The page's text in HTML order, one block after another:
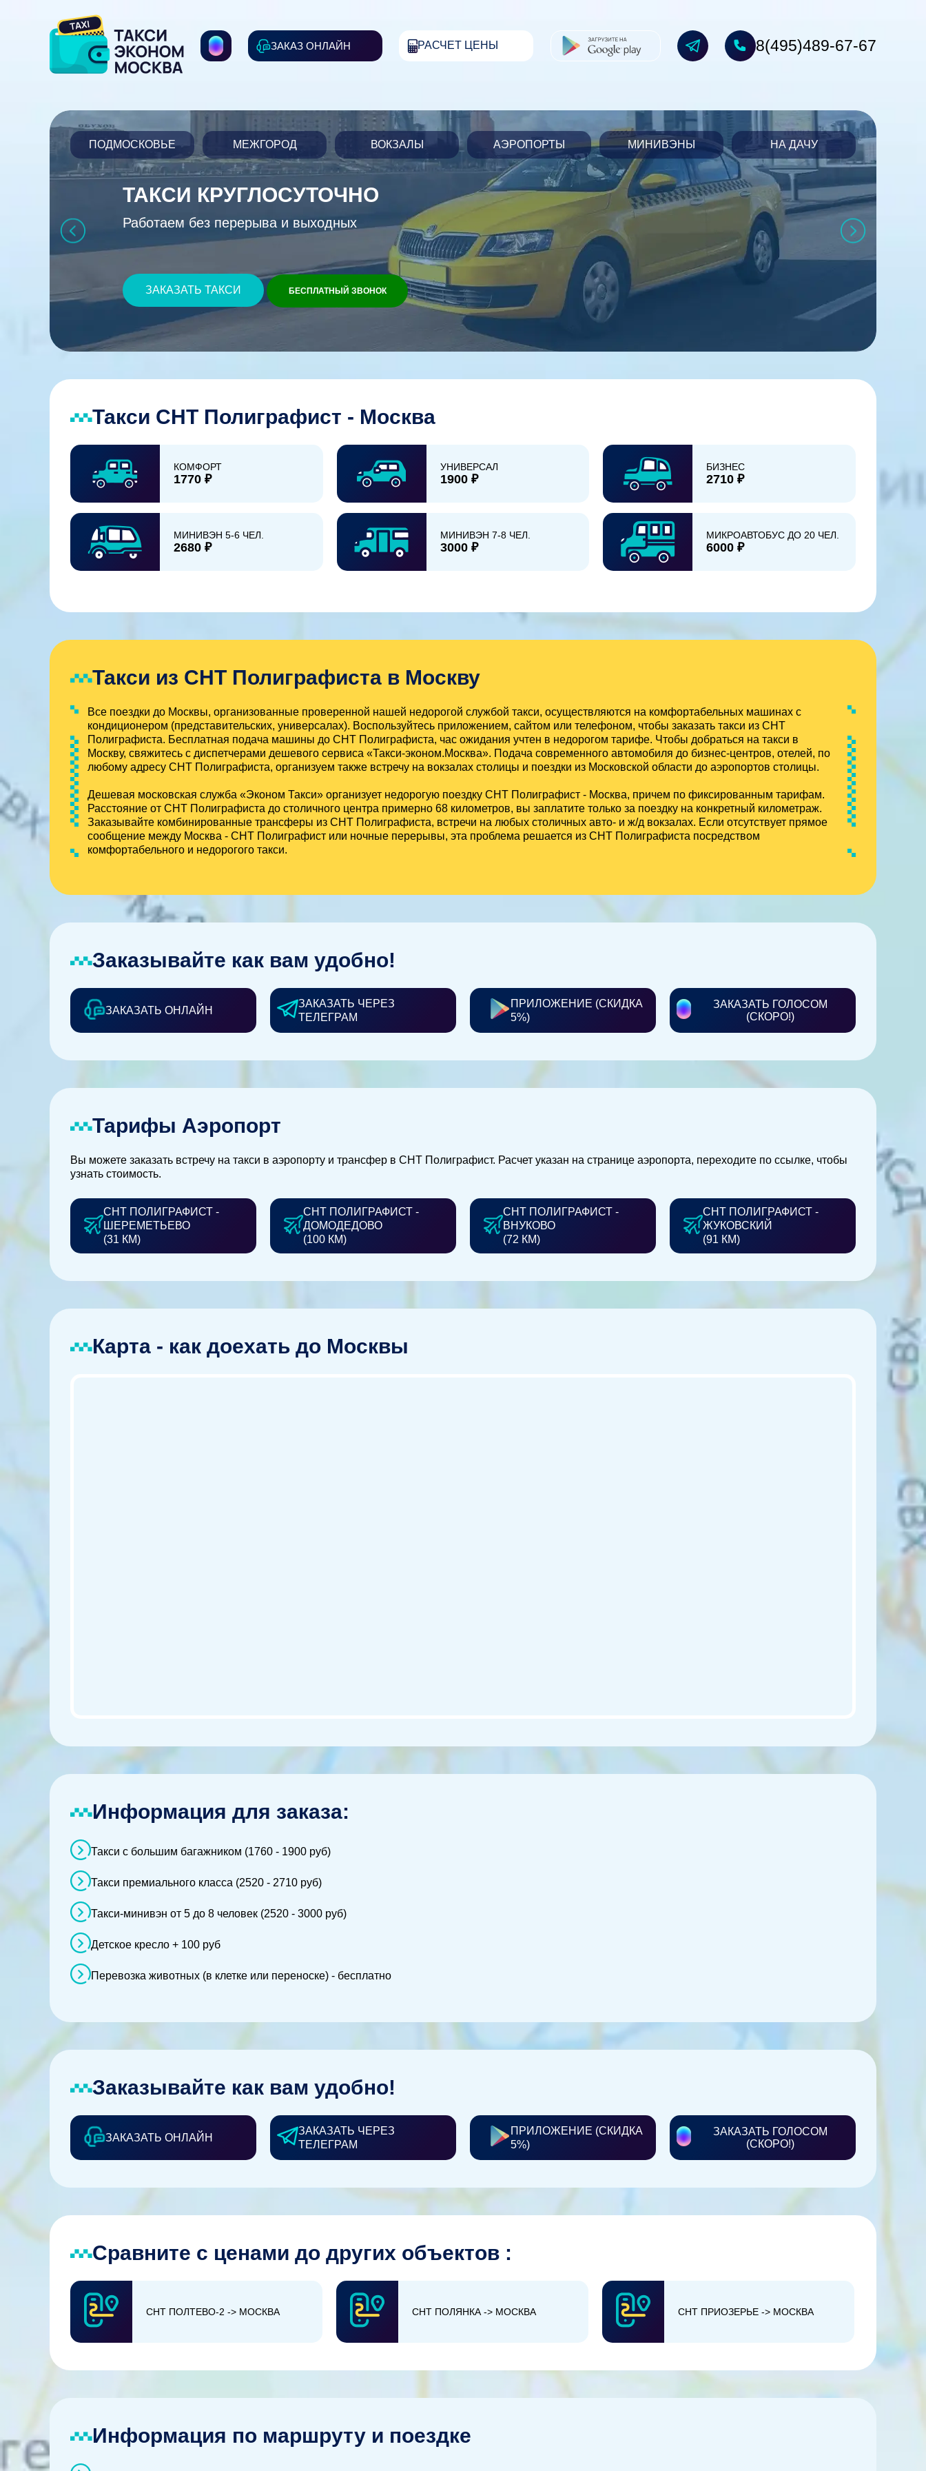
ЗАКАЗ ОНЛАЙН РАСЧЕТ ЦЕНЫ 8(495)489-67-67
ПОДМОСКОВЬЕ МЕЖГОРОД ВОКЗАЛЫ АЭРОПОРТЫ МИНИВЭНЫ НА ДАЧУ
ТАКСИ КРУГЛОСУТОЧНО
Работаем без перерыва и выходных
ЗАКАЗАТЬ ТАКСИ БЕСПЛАТНЫЙ ЗВОНОК
Такси СНТ Полиграфист - Москва
КОМФОРТ
1770 ₽
УНИВЕРСАЛ
1900 ₽
БИЗНЕС
2710 ₽
МИНИВЭН 5-6 ЧЕЛ.
2680 ₽
МИНИВЭН 7-8 ЧЕЛ.
3000 ₽
МИКРОАВТОБУС ДО 20 ЧЕЛ.
6000 ₽
Такси из СНТ Полиграфиста в Москву
Все поездки до Москвы, организованные проверенной нашей недорогой службой такси, осуществляются на комфортабельных машинах с
кондиционером (представительских, универсалах). Воспользуйтесь приложением, сайтом или телефоном, чтобы заказать такси из СНТ
Полиграфиста. Бесплатная подача машины до СНТ Полиграфиста, час ожидания учтен в недорогом тарифе. Чтобы добраться на такси в
Москву, свяжитесь с диспетчерами дешевого сервиса «Такси-эконом.Москва». Подача современного автомобиля до бизнес-центров, отелей, по
любому адресу СНТ Полиграфиста, организуем также встречу на вокзалах столицы и поездки из Московской области до аэропортов столицы.
Дешевая московская служба «Эконом Такси» организует недорогую поездку СНТ Полиграфист - Москва, причем по фиксированным тарифам.
Расстояние от СНТ Полиграфиста до столичного центра примерно 68 километров, вы заплатите только за поездку на конкретный километраж.
Заказывайте комбинированные трансферы из СНТ Полиграфиста, встречи на любых столичных авто- и ж/д вокзалах. Если отсутствует прямое
сообщение между Москва - СНТ Полиграфист или ночные перерывы, эта проблема решается из СНТ Полиграфиста посредством
комфортабельного и недорогого такси.
Заказывайте как вам удобно!
ЗАКАЗАТЬ ОНЛАЙН
ЗАКАЗАТЬ ЧЕРЕЗ
ТЕЛЕГРАМ
ПРИЛОЖЕНИЕ (СКИДКА
5%)
ЗАКАЗАТЬ ГОЛОСОМ
(СКОРО!)
Тарифы Аэропорт
Вы можете заказать встречу на такси в аэропорту и трансфер в СНТ Полиграфист. Расчет указан на странице аэропорта, переходите по ссылке, чтобы
узнать стоимость.
СНТ ПОЛИГРАФИСТ -
ШЕРЕМЕТЬЕВО
(31 КМ)
СНТ ПОЛИГРАФИСТ -
ДОМОДЕДОВО
(100 КМ)
СНТ ПОЛИГРАФИСТ -
ВНУКОВО
(72 КМ)
СНТ ПОЛИГРАФИСТ -
ЖУКОВСКИЙ
(91 КМ)
Карта - как доехать до Москвы
Информация для заказа:
Такси с большим багажником (1760 - 1900 руб)
Такси премиального класса (2520 - 2710 руб)
Такси-минивэн от 5 до 8 человек (2520 - 3000 руб)
Детское кресло + 100 руб
Перевозка животных (в клетке или переноске) - бесплатно
Заказывайте как вам удобно!
ЗАКАЗАТЬ ОНЛАЙН
ЗАКАЗАТЬ ЧЕРЕЗ
ТЕЛЕГРАМ
ПРИЛОЖЕНИЕ (СКИДКА
5%)
ЗАКАЗАТЬ ГОЛОСОМ
(СКОРО!)
Сравните с ценами до других объектов :
СНТ ПОЛТЕВО-2 -> МОСКВА СНТ ПОЛЯНКА -> МОСКВА СНТ ПРИОЗЕРЬЕ -> МОСКВА
Информация по маршруту и поездке